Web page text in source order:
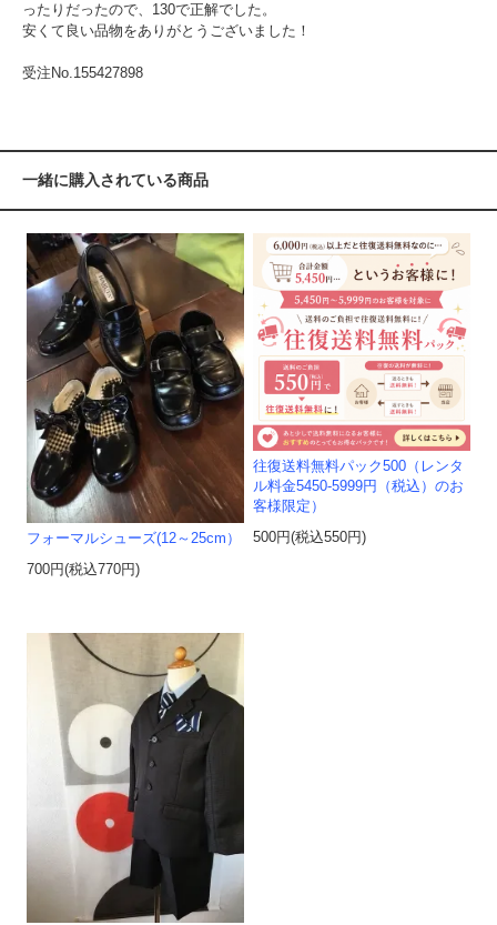
ったりだったので、130で正解でした。
安くて良い品物をありがとうございました！
受注No.155427898
一緒に購入されている商品
フォーマルシューズ(12～25cm）
700円(税込770円)
往復送料無料パック500（レンタ
ル料金5450-5999円（税込）のお
客様限定）
500円(税込550円)